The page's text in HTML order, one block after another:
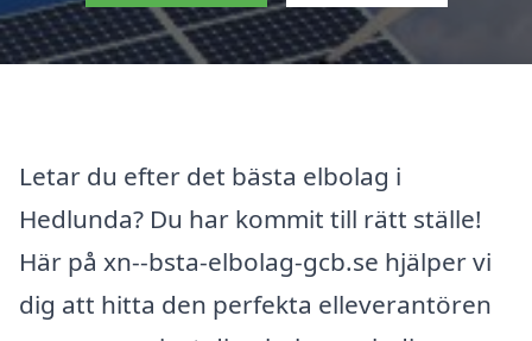
Letar du efter det bästa elbolag i
Hedlunda? Du har kommit till rätt ställe!
Här på xn--bsta-elbolag-gcb.se hjälper vi
dig att hitta den perfekta elleverantören